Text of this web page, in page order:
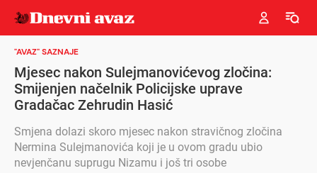
"AVAZ" SAZNAJE
Mjesec nakon Sulejmanovićevog zločina:
Smijenjen načelnik Policijske uprave
Gradačac Zehrudin Hasić
Smjena dolazi skoro mjesec nakon stravičnog zločina
Nermina Sulejmanovića koji je u ovom gradu ubio
nevjenčanu suprugu Nizamu i još tri osobe